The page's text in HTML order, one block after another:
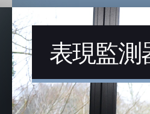
表現監測